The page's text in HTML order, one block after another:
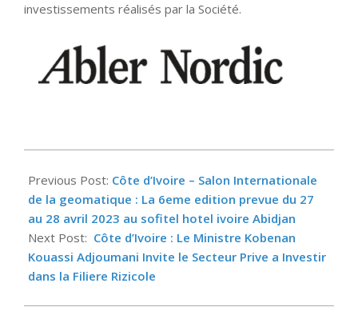
investissements réalisés par la Société.
02-
22
Previous Post: Côte d’Ivoire – Salon Internationale
de la geomatique : La 6eme edition prevue du 27
au 28 avril 2023 au sofitel hotel ivoire Abidjan
Next Post: Côte d’Ivoire : Le Ministre Kobenan
Kouassi Adjoumani Invite le Secteur Prive a Investir
dans la Filiere Rizicole